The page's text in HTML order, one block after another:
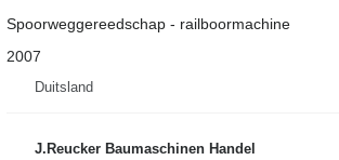
Spoorweggereedschap - railboormachine
2007
Duitsland
J.Reucker Baumaschinen Handel